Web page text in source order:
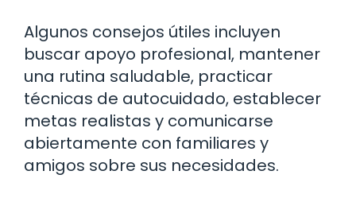
Algunos consejos útiles incluyen
buscar apoyo profesional, mantener
una rutina saludable, practicar
técnicas de autocuidado, establecer
metas realistas y comunicarse
abiertamente con familiares y
amigos sobre sus necesidades.